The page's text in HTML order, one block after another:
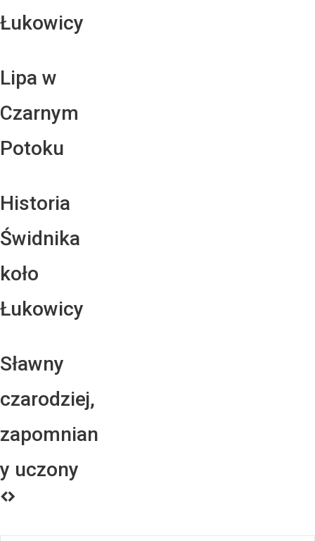
Łukowicy
Lipa w
Czarnym
Potoku
Historia
Świdnika
koło
Łukowicy
Sławny
czarodziej,
zapomnian
y uczony